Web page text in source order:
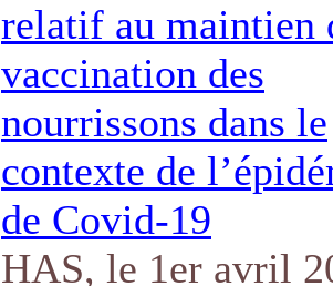
relatif au maintien
vaccination des
nourrissons dans le
contexte de
de Covid-19
HAS, le 1er avril